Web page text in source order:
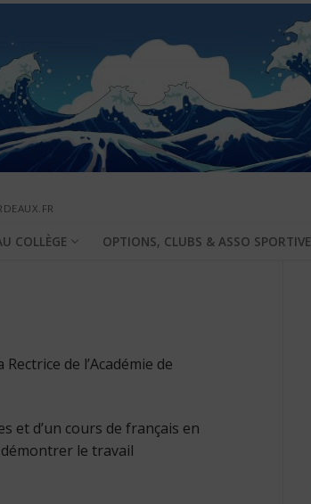
COLLÈGE OPTIONS, CLUBS & ASSO SPORTIVE
de l’Académie de
et d’un cours de français en
démontrer le travail